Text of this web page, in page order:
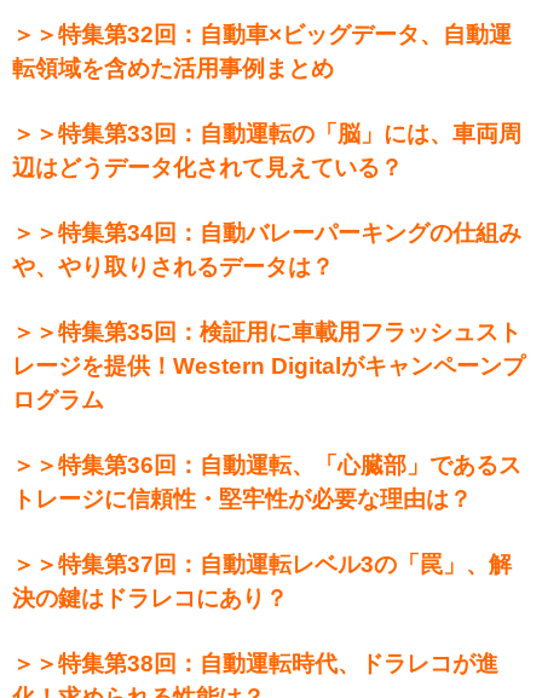
＞＞特集第32回：自動車×ビッグデータ、自動運
転領域を含めた活用事例まとめ
＞＞特集第33回：自動運転の「脳」には、車両周
辺はどうデータ化されて見えている？
＞＞特集第34回：自動バレーパーキングの仕組み
や、やり取りされるデータは？
＞＞特集第35回：検証用に車載用フラッシュスト
レージを提供！Western Digitalがキャンペーンプ
ログラム
＞＞特集第36回：自動運転、「心臓部」であるス
トレージに信頼性・堅牢性が必要な理由は？
＞＞特集第37回：自動運転レベル3の「罠」、解
決の鍵はドラレコにあり？
＞＞特集第38回：自動運転時代、ドラレコが進